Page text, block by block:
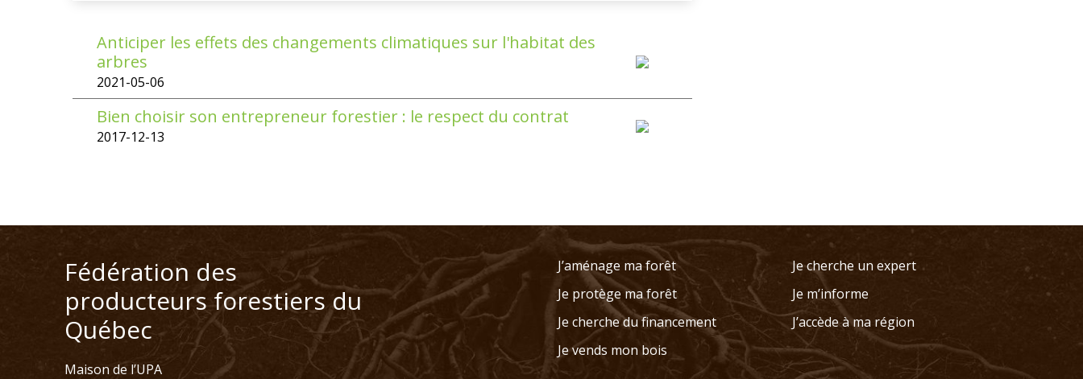
Anticiper les effets des changements climatiques sur l'habitat des
arbres
2021-05-06
Bien choisir son entrepreneur forestier : le respect du contrat
2017-12-13
Fédération des
producteurs forestiers du
Québec
Maison de l’UPA
J’aménage ma forêt
Je protège ma forêt
Je cherche du financement
Je vends mon bois
Je cherche un expert
Je m’informe
J’accède à ma région